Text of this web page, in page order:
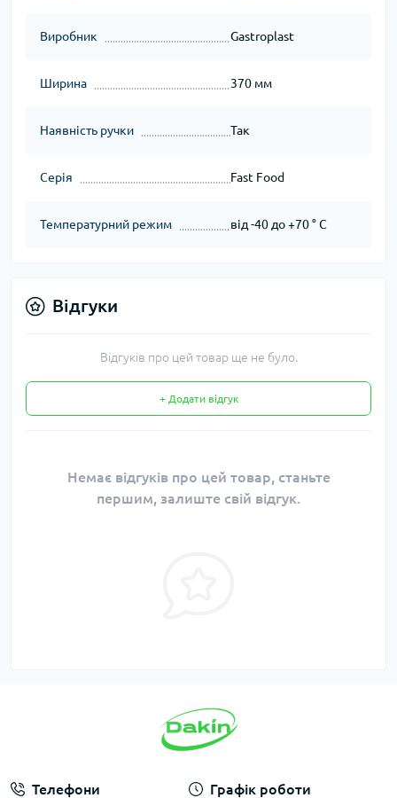
Виробник Gastroplast
Ширина 370 мм
Наявність ручки Так
Серія Fast Food
Температурний режим від -40 до +70 ° С
Відгуки
Відгуків про цей товар ще не було.
+ Додати відгук
Немає відгуків про цей товар, станьте
першим, залиште свій відгук.
Телефони Графік роботи